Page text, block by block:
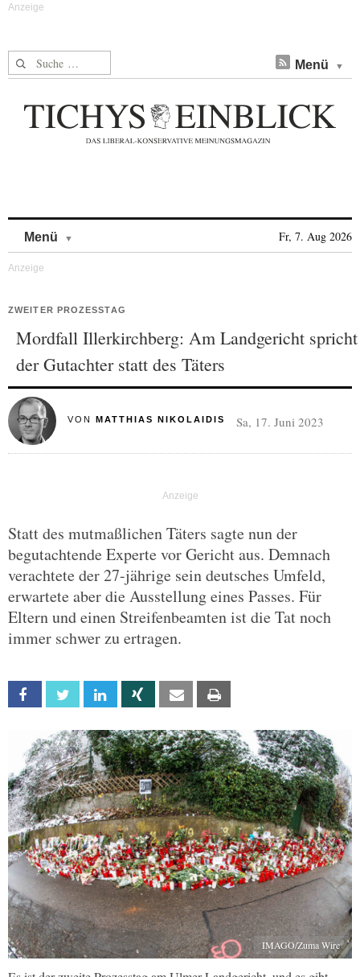
Suche nach: Menü
Menü Fr, 7. Aug 2026
ZWEITER PROZESSTAG
Mordfall Illerkirchberg: Am Landgericht spricht
der Gutachter statt des Täters
VON MATTHIAS NIKOLAIDIS Sa, 17. Juni 2023
Statt des mutmaßlichen Täters sagte nun der
begutachtende Experte vor Gericht aus. Demnach
verachtete der 27-jährige sein deutsches Umfeld,
erwartete aber die Ausstellung eines Passes. Für
Eltern und einen Streifenbeamten ist die Tat noch
immer schwer zu ertragen.
Facebook Twitter Linkedin Xing Email
IMAGO/Zuma Wire